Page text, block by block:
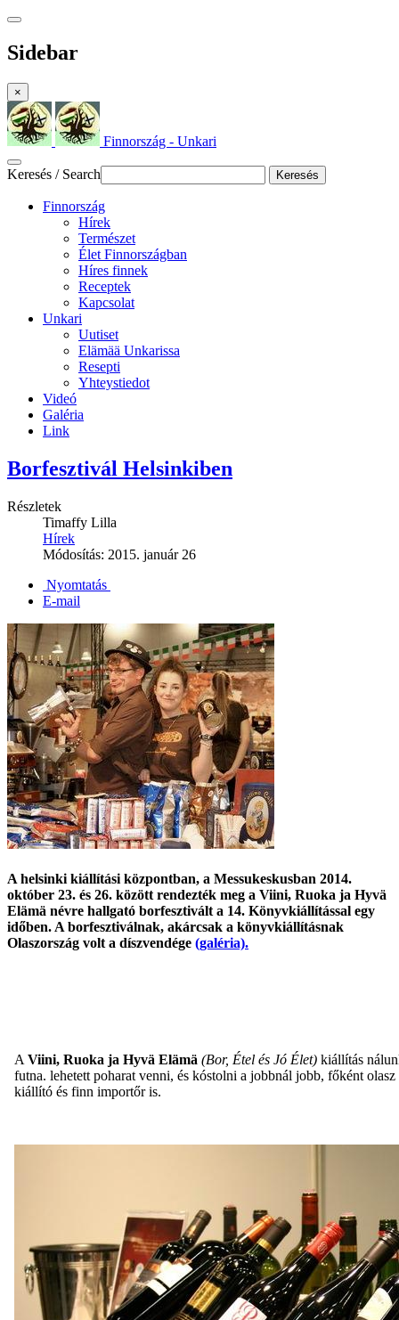
Sidebar
×
Finnország - Unkari
Keresés / Search Keresés
Finnország
Hírek
Természet
Élet Finnországban
Híres finnek
Receptek
Kapcsolat
Unkari
Uutiset
Elämää Unkarissa
Resepti
Yhteystiedot
Videó
Galéria
Link
Borfesztivál Helsinkiben
Részletek
Timaffy Lilla
Hírek
Módosítás: 2015. január 26
Nyomtatás
E-mail
A helsinki kiállítási központban, a Messukeskusban 2014.
október 23. és 26. között rendezték meg a Viini, Ruoka ja Hyvä
Elämä névre hallgató borfesztivált a 14. Könyvkiállítással egy
időben. A borfesztiválnak, akárcsak a könyvkiállításnak
Olaszország volt a díszvendége (galéria).
A Viini, Ruoka ja Hyvä Elämä (Bor, Étel és Jó Élet) kiállítás
futna. lehetett poharat venni, és kóstolni a jobbnál jobb, főként
kiállító és finn importőr is.